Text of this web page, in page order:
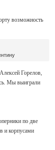
возможность
Горелов,
Мы выиграли
по две
и корпусами